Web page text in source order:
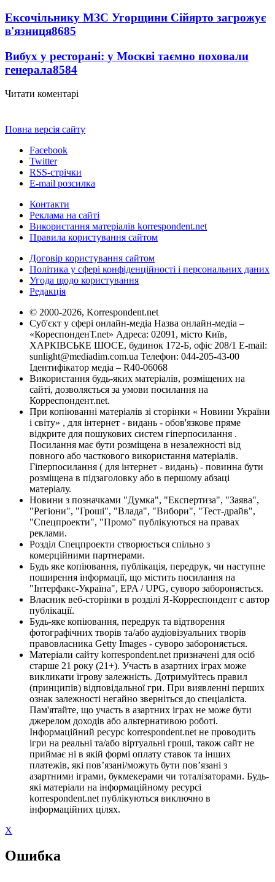
Ексочільнику МЗС Угорщини Сійярто загрожує
в'язниця8685
Вибух у ресторані: у Москві таємно поховали
генерала8584
Читати коментарі
Повна версія сайту
Facebook
Twitter
RSS-стрічки
E-mail розсилка
Контакти
Реклама на сайті
Використання матеріалів korrespondent.net
Правила користування сайтом
Договір користування сайтом
Політика у сфері конфіденційності і персональних даних
Угода щодо користування
Редакція
© 2000-2026, Korrespondent.net
Суб'єкт у сфері онлайн-медіа Назва онлайн-медіа –
«КореспонденТ.net» Адреса: 02091, місто Київ,
ХАРКІВСЬКЕ ШОСЕ, будинок 172-Б, офіс 208/1 E-mail:
sunlight@mediadim.com.ua Телефон: 044-205-43-00
Ідентифікатор медіа – R40-06068
Використання будь-яких матеріалів, розміщених на
сайті, дозволяється за умови посилання на
Корреспондент.net.
При копіюванні матеріалів зі сторінки « Новини України
і світу» , для інтернет - видань - обов'язкове пряме
відкрите для пошукових систем гіперпосилання .
Посилання має бути розміщена в незалежності від
повного або часткового використання матеріалів.
Гіперпосилання ( для інтернет - видань) - повинна бути
розміщена в підзаголовку або в першому абзаці
матеріалу.
Новини з позначками "Думка", "Експертиза", "Заява",
"Регіони", "Гроші", "Влада", "Вибори", "Тест-драйв",
"Спецпроекти", "Промо" публікуються на правах
реклами.
Розділ Спецпроекти створюється спільно з
комерційними партнерами.
Будь яке копіювання, публікація, передрук, чи наступне
поширення інформації, що містить посилання на
"Інтерфакс-Україна", EPA / UPG, суворо забороняється.
Власник веб-сторінки в розділі Я-Корреспондент є автор
публікації.
Будь-яке копіювання, передрук та відтворення
фотографічних творів та/або аудіовізуальних творів
правовласника Getty Images - суворо забороняється.
Матеріали сайту korrespondent.net призначені для осіб
старше 21 року (21+). Участь в азартних іграх може
викликати ігрову залежність. Дотримуйтесь правил
(принципів) відповідальної гри. При виявленні перших
ознак залежності негайно зверніться до спеціаліста.
Пам'ятайте, що участь в азартних іграх не може бути
джерелом доходів або альтернативою роботі.
Інформаційний ресурс korrespondent.net не проводить
ігри на реальні та/або віртуальні гроші, також сайт не
приймає ні в якій формі оплату ставок та інших
платежів, які пов’язані/можуть бути пов’язані з
азартними іграми, букмекерами чи тоталізаторами. Будь-
які матеріали на інформаційному ресурсі
korrespondent.net публікуються виключно в
інформаційних цілях.
X
Ошибка